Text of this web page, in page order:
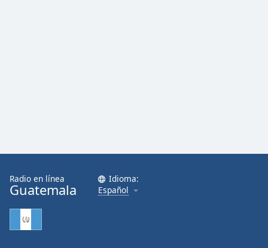
Radio en línea
Guatemala
Idioma:
Español